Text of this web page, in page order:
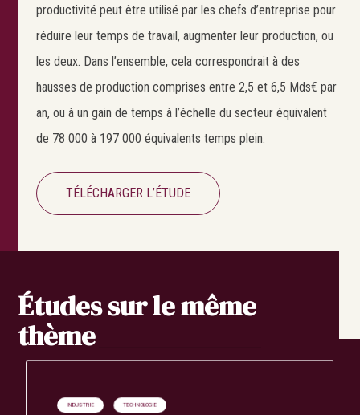
productivité peut être utilisé par les chefs d’entreprise pour
réduire leur temps de travail, augmenter leur production, ou
les deux. Dans l’ensemble, cela correspondrait à des
hausses de production comprises entre 2,5 et 6,5 Mds€ par
an, ou à un gain de temps à l’échelle du secteur équivalent
de 78 000 à 197 000 équivalents temps plein.
TÉLÉCHARGER L’ÉTUDE
Études sur le même
thème
INDUSTRIE TECHNOLOGIE